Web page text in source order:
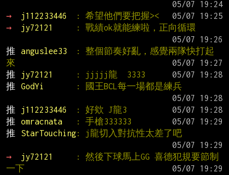
→
j112233446 : 希望他們要把握><
→
jy72121
: 戰績ok就能練啦，正向循環
推
anguslee33
: 整個節奏好亂，感覺兩隊快打起
來
推
jy72121 : jjjjj龍  3333
推
GodYi
: 國王BCL每一場都是練兵
推
j112233446 : 好欸 J龍3
推
omracnata : 手槍333333
推
StarTouching: j龍切入對抗性太差了吧
→
jy72121
: 然後下球馬上GG 喜德犯規要節制
一下